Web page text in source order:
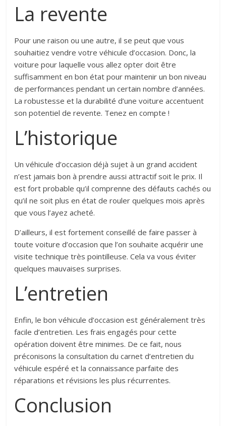
La revente
Pour une raison ou une autre, il se peut que vous
souhaitiez vendre votre véhicule d’occasion. Donc, la
voiture pour laquelle vous allez opter doit être
suffisamment en bon état pour maintenir un bon niveau
de performances pendant un certain nombre d’années.
La robustesse et la durabilité d’une voiture accentuent
son potentiel de revente. Tenez en compte !
L’historique
Un véhicule d’occasion déjà sujet à un grand accident
n’est jamais bon à prendre aussi attractif soit le prix. Il
est fort probable qu’il comprenne des défauts cachés ou
qu’il ne soit plus en état de rouler quelques mois après
que vous l’ayez acheté.
D’ailleurs, il est fortement conseillé de faire passer à
toute voiture d’occasion que l’on souhaite acquérir une
visite technique très pointilleuse. Cela va vous éviter
quelques mauvaises surprises.
L’entretien
Enfin, le bon véhicule d’occasion est généralement très
facile d’entretien. Les frais engagés pour cette
opération doivent être minimes. De ce fait, nous
préconisons la consultation du carnet d’entretien du
véhicule espéré et la connaissance parfaite des
réparations et révisions les plus récurrentes.
Conclusion